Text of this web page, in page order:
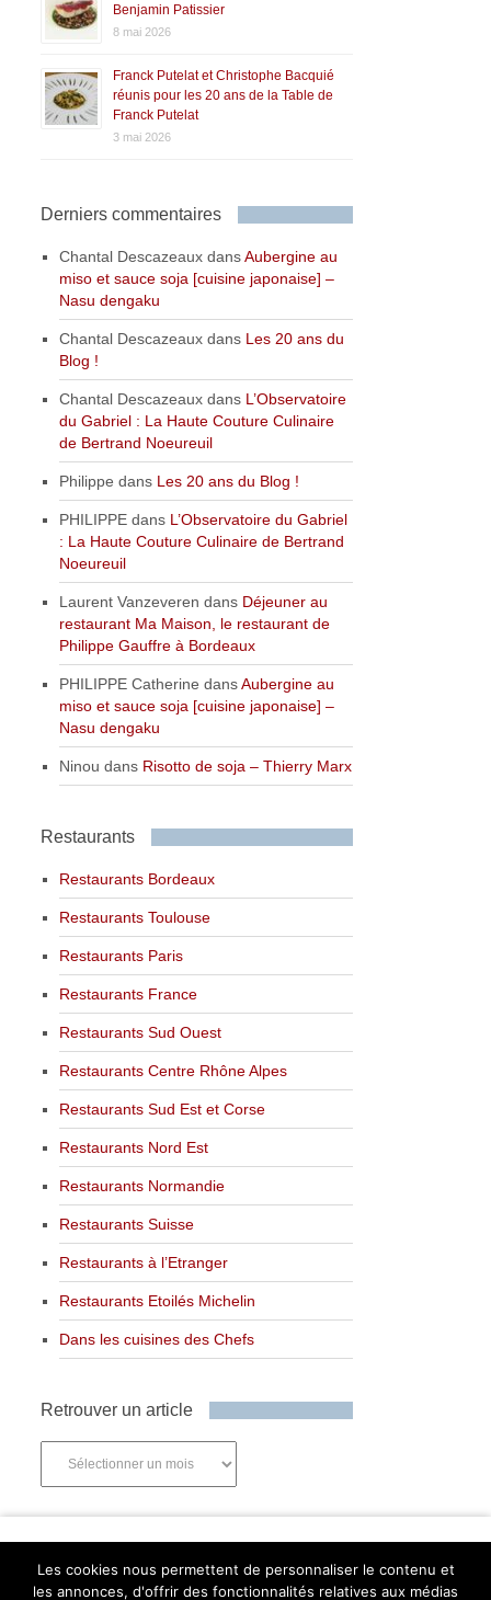
Benjamin Patissier
8 mai 2026
Franck Putelat et Christophe Bacquié
réunis pour les 20 ans de la Table de
Franck Putelat
3 mai 2026
Derniers commentaires
Chantal Descazeaux dansAubergine au
miso et sauce soja [cuisine japonaise] –
Nasu dengaku
Chantal Descazeaux dans Les 20 ans du
Blog !
Chantal Descazeaux dans L’Observatoire
du Gabriel : La Haute Couture Culinaire
de Bertrand Noeureuil
Philippe dans Les 20 ans du Blog !
PHILIPPE dans L’Observatoire du Gabriel
: La Haute Couture Culinaire de Bertrand
Noeureuil
Laurent Vanzeveren dans Déjeuner au
restaurant Ma Maison, le restaurant de
Philippe Gauffre à Bordeaux
PHILIPPE Catherine dansAubergine au
miso et sauce soja [cuisine japonaise] –
Nasu dengaku
Ninou dans Risotto de soja – Thierry Marx
Restaurants
Restaurants Bordeaux
Restaurants Toulouse
Restaurants Paris
Restaurants France
Restaurants Sud Ouest
Restaurants Centre Rhône Alpes
Restaurants Sud Est et Corse
Restaurants Nord Est
Restaurants Normandie
Restaurants Suisse
Restaurants à l’Etranger
Restaurants Etoilés Michelin
Dans les cuisines des Chefs
Retrouver un article
Les cookies nous permettent de personnaliser le contenu et
les annonces, d'offrir des fonctionnalités relatives aux médias